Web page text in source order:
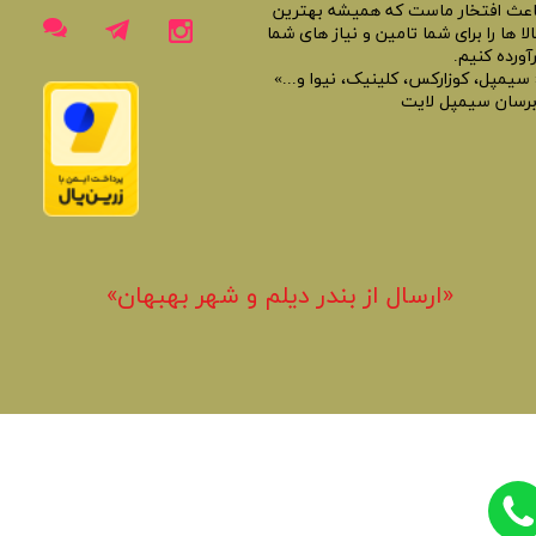
افتخار ماست که همیشه بهترین
ها را برای شما تامین و نیاز های شما
کنیم.
سیمپل، کوزارکس، کلینیک، نیوا و...»
سیمپل لایت
«​ارسال از بندر دیلم و شهر بهبهان»